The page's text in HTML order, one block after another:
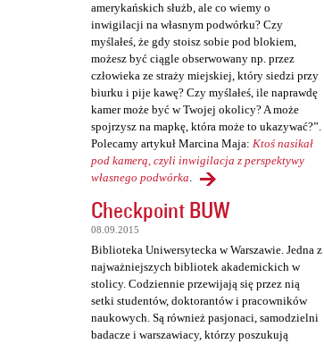
amerykańskich służb, ale co wiemy o
inwigilacji na własnym podwórku? Czy
myślałeś, że gdy stoisz sobie pod blokiem,
możesz być ciągle obserwowany np. przez
człowieka ze straży miejskiej, który siedzi przy
biurku i pije kawę? Czy myślałeś, ile naprawdę
kamer może być w Twojej okolicy? A może
spojrzysz na mapkę, która może to ukazywać?”.
Polecamy artykuł Marcina Maja: Ktoś nasikał
pod kamerą, czyli inwigilacja z perspektywy
własnego podwórka.
Checkpoint BUW
08.09.2015
Biblioteka Uniwersytecka w Warszawie. Jedna z
najważniejszych bibliotek akademickich w
stolicy. Codziennie przewijają się przez nią
setki studentów, doktorantów i pracowników
naukowych. Są również pasjonaci, samodzielni
badacze i warszawiacy, którzy poszukują